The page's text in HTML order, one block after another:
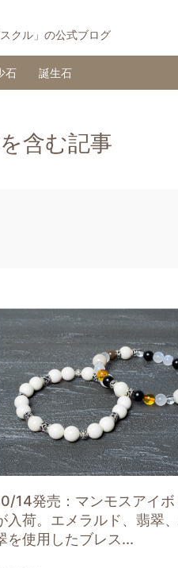
クル」の公式ブログ
石 誕生石
含む記事
14発売：マンモスアイボ
入荷。エメラルド、翡翠
を使用したブレス...